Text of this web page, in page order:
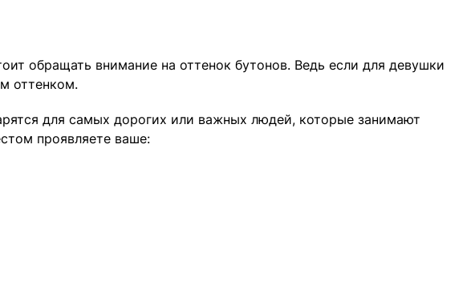
обращать внимание на оттенок бутонов. Ведь если для девушки
оттенком.
для самых дорогих или важных людей, которые занимают
проявляете ваше: